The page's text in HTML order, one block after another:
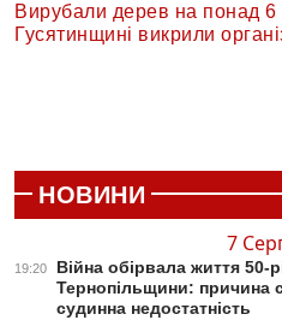
Вирубали дерев на понад 6
Гусятинщині викрили
НОВИНИ
7
19:20
Війна обірвала життя 50-
Тернопільщини: причина
судинна недостатність